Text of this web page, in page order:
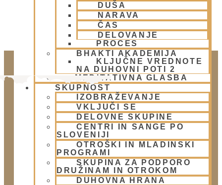
DUŠA
NARAVA
ČAS
DELOVANJE
PROCES
BHAKTI AKADEMIJA
KLJUČNE VREDNOTE
NA DUHOVNI POTI 2
MEDITATIVNA GLASBA
SKUPNOST
IZOBRAŽEVANJE
VKLJUČI SE
DELOVNE SKUPINE
CENTRI IN SANGE PO
SLOVENIJI
OTROŠKI IN MLADINSKI
PROGRAMI
SKUPINA ZA PODPORO
DRUŽINAM IN OTROKOM
DUHOVNA HRANA
Klikni gumb spodaj.
Doniraj